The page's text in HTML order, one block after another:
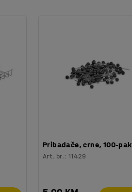
Pribadače, crne, 100-pak
Art. br.:11429